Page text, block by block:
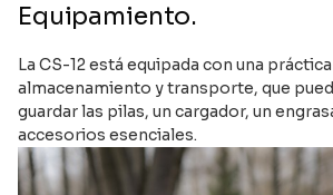
Equipamiento.
La CS-12 está equipada con una
almacenamiento y transporte, que
guardar las pilas, un cargador, un
accesorios esenciales.